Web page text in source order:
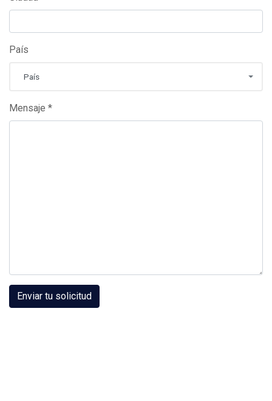
País
País
Mensaje *
Enviar tu solicitud